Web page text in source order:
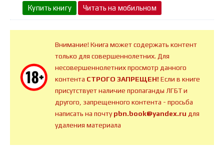
Купить книгу Читать на мобильном
Внимание! Книга может содержать контент
только для совершеннолетних. Для
несовершеннолетних просмотр данного
контента СТРОГО ЗАПРЕЩЕН!Если в книге
присутствует наличие пропаганды ЛГБТ и
другого, запрещенного контента - просьба
написать на почтуpbn.book@yandex.ru для
удаления материала